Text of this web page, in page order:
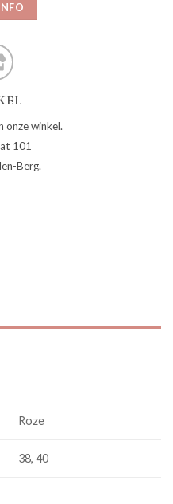
onze winkel.
101
Berg.
Roze
38, 40